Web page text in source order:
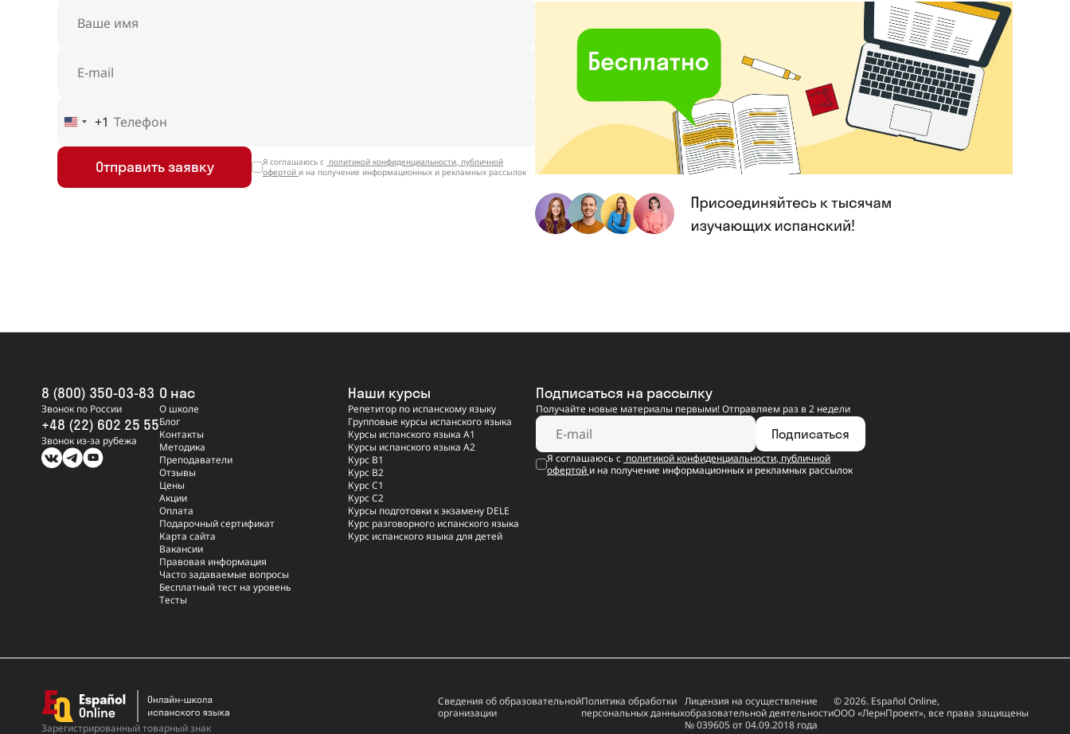
United
States
+1
Отправить заявку Я соглашаюсь с политикой конфиденциальности, публичной
офертой и на получение информационных и рекламных рассылок
8 (800) 350-03-83
Звонок по России
+48 (22) 602 25 55
Звонок из-за рубежа
О нас
О школе
Блог
Контакты
Методика
Преподаватели
Отзывы
Цены
Акции
Оплата
Подарочный сертификат
Карта сайта
Вакансии
Правовая информация
Часто задаваемые вопросы
Бесплатный тест на уровень
Тесты
Наши курсы
Репетитор по испанскому языку
Групповые курсы испанского языка
Курсы испанского языка A1
Курсы испанского языка A2
Курс B1
Курс B2
Курс C1
Курс C2
Курсы подготовки к экзамену DELE
Курс разговорного испанского языка
Курс испанского языка для детей
Подписаться на рассылку
Получайте новые материалы первыми! Отправляем раз в 2 недели
Подписаться
Я соглашаюсь с политикой конфиденциальности, публичной
офертой и на получение информационных и рекламных рассылок
Зарегистрированныйтоварный знак
Сведения об образовательной
организации
Политика обработки
персональных данных
Лицензия на осуществление
образовательной деятельности
№ 039605 от 04.09.2018 года
© 2026. Español Online,
ООО «ЛернПроект», все права защищены